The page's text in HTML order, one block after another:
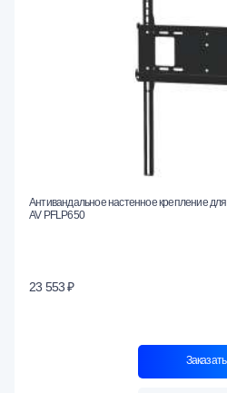
Антивандальное настенное крепление
AV PFLP650
23 553 ₽
Заказать